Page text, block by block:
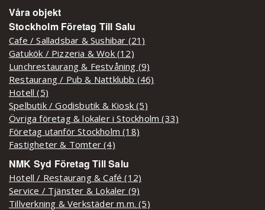
Våra objekt
Stockholm Företag Till Salu
Cafe / Salladsbar & Sushibar (21)
Gatukök / Pizzeria & Wok (12)
Lunchrestaurang & Festvåning (9)
Restaurang / Pub & Nattklubb (46)
Hotell (5)
Spelbutik / Godisbutik & Kiosk (5)
Övriga företag & lokaler i Stockholm (33)
Företag utanför Stockholm (18)
Fastigheter & Tomter (4)
NMK Syd Företag Till Salu
Hotell / Restaurang & Café (12)
Service / Tjänster & Lokaler (9)
Tillverkning & Verkstäder m.m. (5)